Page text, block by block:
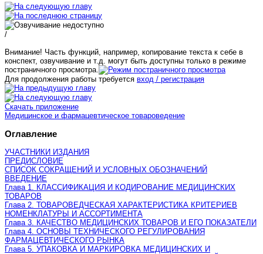
/
Внимание! Часть функций, например, копирование текста к себе в
конспект, озвучивание и т.д. могут быть доступны только в режиме
постраничного просмотра.
Для продолжения работы требуется вход / регистрация
Скачать приложение
Медицинское и фармацевтическое товароведение
Оглавление
УЧАСТНИКИ ИЗДАНИЯ
ПРЕДИСЛОВИЕ
СПИСОК СОКРАЩЕНИЙ И УСЛОВНЫХ ОБОЗНАЧЕНИЙ
ВВЕДЕНИЕ
Глава 1. КЛАССИФИКАЦИЯ И КОДИРОВАНИЕ МЕДИЦИНСКИХ
ТОВАРОВ
Глава 2. ТОВАРОВЕДЧЕСКАЯ ХАРАКТЕРИСТИКА КРИТЕРИЕВ
НОМЕНКЛАТУРЫ И АССОРТИМЕНТА
Глава 3. КАЧЕСТВО МЕДИЦИНСКИХ ТОВАРОВ И ЕГО ПОКАЗАТЕЛИ
Глава 4. ОСНОВЫ ТЕХНИЧЕСКОГО РЕГУЛИРОВАНИЯ
ФАРМАЦЕВТИЧЕСКОГО РЫНКА
Глава 5. УПАКОВКА И МАРКИРОВКА МЕДИЦИНСКИХ И